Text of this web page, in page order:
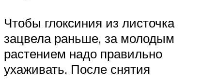
Чтобы глоксиния из листочка
зацвела раньше, за молодым
растением надо правильно
ухаживать. После снятия